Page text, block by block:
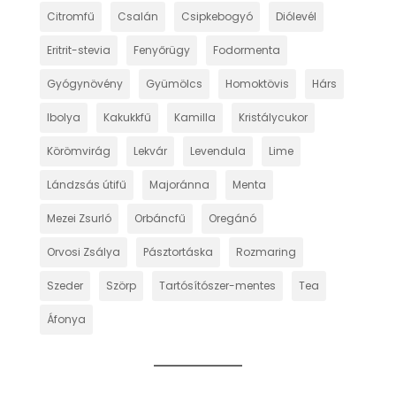
Citromfű Csalán Csipkebogyó Diólevél
Eritrit-stevia Fenyőrügy Fodormenta
Gyógynövény Gyümölcs Homoktövis Hárs
Ibolya Kakukkfű Kamilla Kristálycukor
Körömvirág Lekvár Levendula Lime
Lándzsás útifű Majoránna Menta
Mezei Zsurló Orbáncfű Oregánó
Orvosi Zsálya Pásztortáska Rozmaring
Szeder Szörp Tartósítószer-mentes Tea
Áfonya